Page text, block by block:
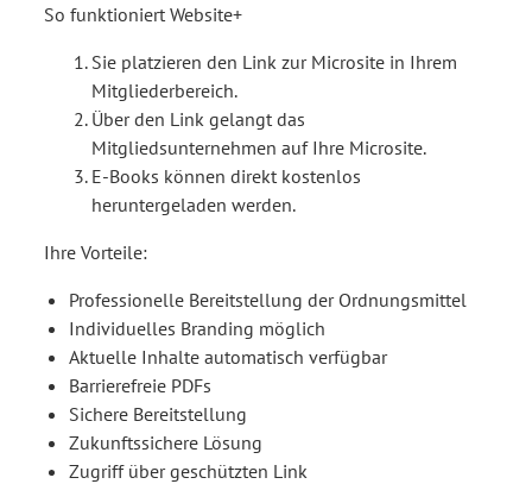
So funktioniert Website+
Sie platzieren den Link zur Microsite in Ihrem
Mitgliederbereich.
Über den Link gelangt das
Mitgliedsunternehmen auf Ihre Microsite.
E-Books können direkt kostenlos
heruntergeladen werden.
Ihre Vorteile:
Professionelle Bereitstellung der Ordnungsmittel
Individuelles Branding möglich
Aktuelle Inhalte automatisch verfügbar
Barrierefreie PDFs
Sichere Bereitstellung
Zukunftssichere Lösung
Zugriff über geschützten Link